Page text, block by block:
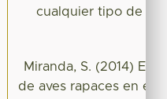
cualquier tipo de
Miranda, S. (2014)
de aves rapaces en el